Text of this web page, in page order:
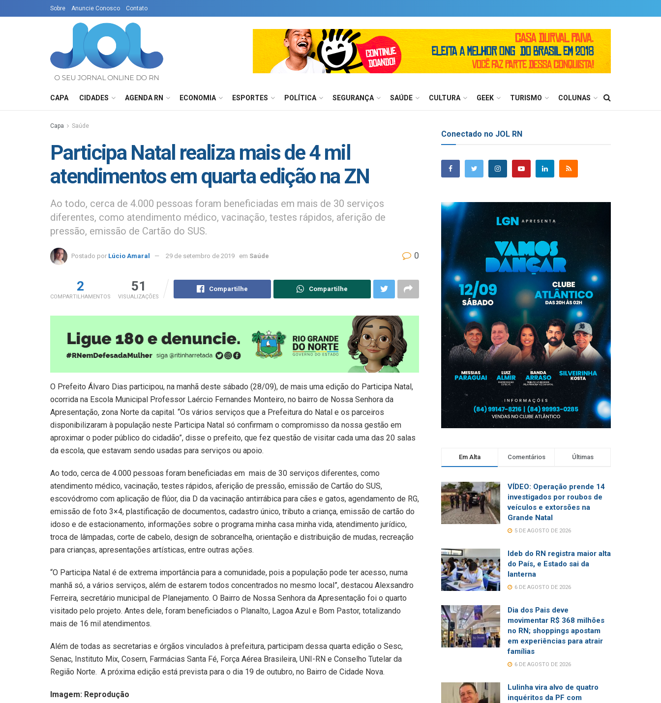
Sobre Anuncie Conosco Contato
CAPA CIDADES AGENDA RN ECONOMIA ESPORTES POLÍTICA SEGURANÇA SAÚDE CULTURA GEEK TURISMO COLUNAS
Capa Saúde
Participa Natal realiza mais de 4 mil
atendimentos em quarta edição na ZN
Ao todo, cerca de 4.000 pessoas foram beneficiadas em mais de 30 serviços
diferentes, como atendimento médico, vacinação, testes rápidos, aferição de
pressão, emissão de Cartão do SUS.
Postado por Lúcio Amaral 29 de setembro de 2019 em Saúde 0
2
COMPARTILHAMENTOS
51
VISUALIZAÇÕES
Compartilhe Compartilhe
O Prefeito Álvaro Dias participou, na manhã deste sábado (28/09), de mais uma edição do Participa Natal,
ocorrida na Escola Municipal Professor Laércio Fernandes Monteiro, no bairro de Nossa Senhora da
Apresentação, zona Norte da capital. “Os vários serviços que a Prefeitura do Natal e os parceiros
disponibilizaram à população neste Participa Natal só confirmam o compromisso da nossa gestão em
aproximar o poder público do cidadão”, disse o prefeito, que fez questão de visitar cada uma das 20 salas
da escola, que estavam sendo usadas para serviços ou apoio.
Ao todo, cerca de 4.000 pessoas foram beneficiadas em mais de 30 serviços diferentes, como
atendimento médico, vacinação, testes rápidos, aferição de pressão, emissão de Cartão do SUS,
escovódromo com aplicação de flúor, dia D da vacinação antirrábica para cães e gatos, agendamento de RG,
emissão de foto 3×4, plastificação de documentos, cadastro único, tributo a criança, emissão de cartão do
idoso e de estacionamento, informações sobre o programa minha casa minha vida, atendimento jurídico,
troca de lâmpadas, corte de cabelo, design de sobrancelha, orientação e distribuição de mudas, recreação
para crianças, apresentações artísticas, entre outras ações.
“O Participa Natal é de extrema importância para a comunidade, pois a população pode ter acesso, numa
manhã só, a vários serviços, além de estarem todos concentrados no mesmo local”, destacou Alexsandro
Ferreira, secretário municipal de Planejamento. O Bairro de Nossa Senhora da Apresentação foi o quarto
visitado pelo projeto. Antes dele, foram beneficiados o Planalto, Lagoa Azul e Bom Pastor, totalizando
mais de 16 mil atendimentos.
Além de todas as secretarias e órgãos vinculados à prefeitura, participam dessa quarta edição o Sesc,
Senac, Instituto Mix, Cosern, Farmácias Santa Fé, Força Aérea Brasileira, UNI-RN e Conselho Tutelar da
Região Norte. A próxima edição está prevista para o dia 19 de outubro, no Bairro de Cidade Nova.
Imagem: Reprodução
Conectado no JOL RN
Em Alta Comentários Últimas
VÍDEO: Operação prende 14
investigados por roubos de
veículos e extorsões na
Grande Natal
5 DE AGOSTO DE 2026
Ideb do RN registra maior alta
do País, e Estado sai da
lanterna
6 DE AGOSTO DE 2026
Dia dos Pais deve
movimentar R$ 368 milhões
no RN; shoppings apostam
em experiências para atrair
famílias
6 DE AGOSTO DE 2026
Lulinha vira alvo de quatro
inquéritos da PF com